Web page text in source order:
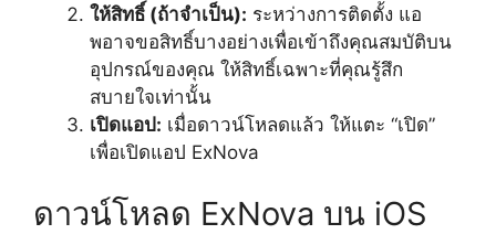
ให้สิทธิ์ (ถ้าจำเป็น): ระหว่างการติดตั้ง แอ
พอาจขอสิทธิ์บางอย่างเพื่อเข้าถึงคุณสมบัติบน
อุปกรณ์ของคุณ ให้สิทธิ์เฉพาะที่คุณรู้สึก
สบายใจเท่านั้น
เปิดแอป: เมื่อดาวน์โหลดแล้ว ให้แตะ “เปิด”
เพื่อเปิดแอป ExNova
ดาวน์โหลด ExNova บน iOS